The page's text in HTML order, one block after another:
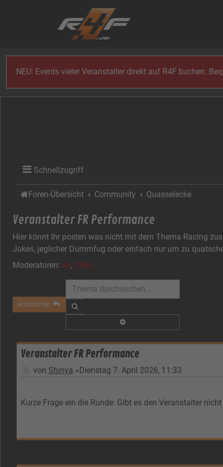
NEU: Events vieler Veranstalter direkt auf R4F buchen.
Schnellzugriff
Foren-Übersicht Community Quasselecke
Veranstalter FR Performance
Hier könnt Ihr posten was nicht mit dem Thema Racing
Jokes, jeglicher Dummfug oder einfach nur um zu
Moderatoren: as, Chris
Antworten
Veranstalter FR Performance
Beitrag
von Shinya »Dienstag 7. April 2026, 11:33
Kurze Frage ein die Runde: Gibt es den Veranstalter